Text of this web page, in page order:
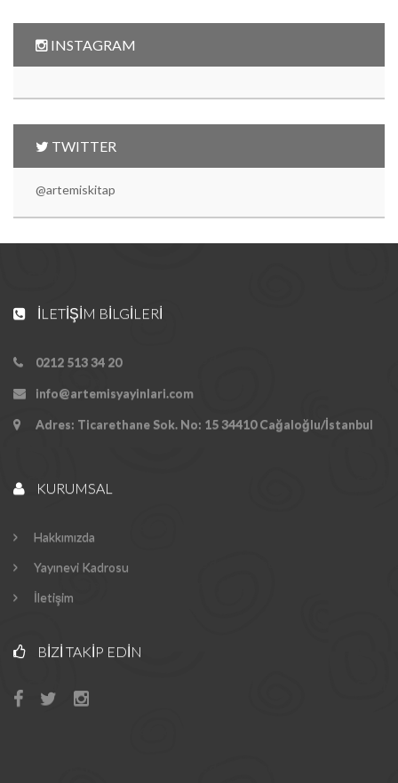
INSTAGRAM
TWITTER
@artemiskitap
İLETIŞIM BILGILERI
0212 513 34 20
info@artemisyayinlari.com
Adres: Ticarethane Sok. No: 15 34410 Cağaloğlu/İstanbul
KURUMSAL
Hakkımızda
Yayınevi Kadrosu
İletişim
BIZI TAKIP EDIN